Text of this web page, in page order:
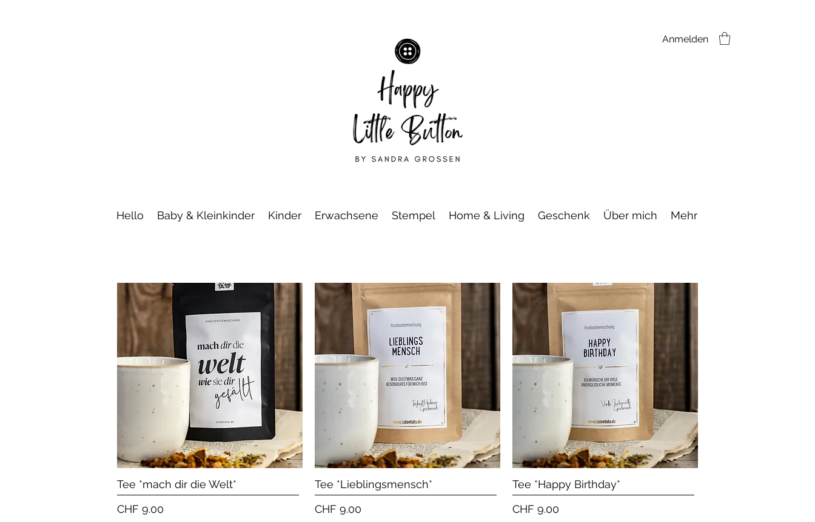
Anmelden
Hello Baby & Kleinkinder Kinder Erwachsene Stempel Home & Living Geschenk Über mich Mehr
Schnellansicht
Tee *mach dir die Welt*
Preis
CHF 9.00
Schnellansicht
Tee *Lieblingsmensch*
Preis
CHF 9.00
Schnellansicht
Tee *Happy Birthday*
Preis
CHF 9.00